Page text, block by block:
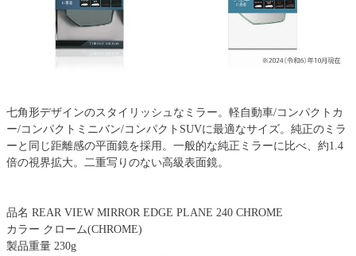
七角形デザインのスタイリッシュなミラー。軽自動車/コンパクトカ
ー/コンパクトミニバン/コンパクトSUVに最適なサイズ。純正のミラ
ーと同じ距離感の平面鏡を採用。一般的な純正ミラーに比べ、約1.4
倍の視界拡大。二重写りのない高級表面鏡。
品名 REAR VIEW MIRROR EDGE PLANE 240 CHROME
カラー クローム(CHROME)
製品重量 230g